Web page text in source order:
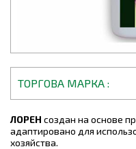
ТОРГОВА МАРКА
ЛОРЕН создан на основе
адаптировано для
хозяйства.